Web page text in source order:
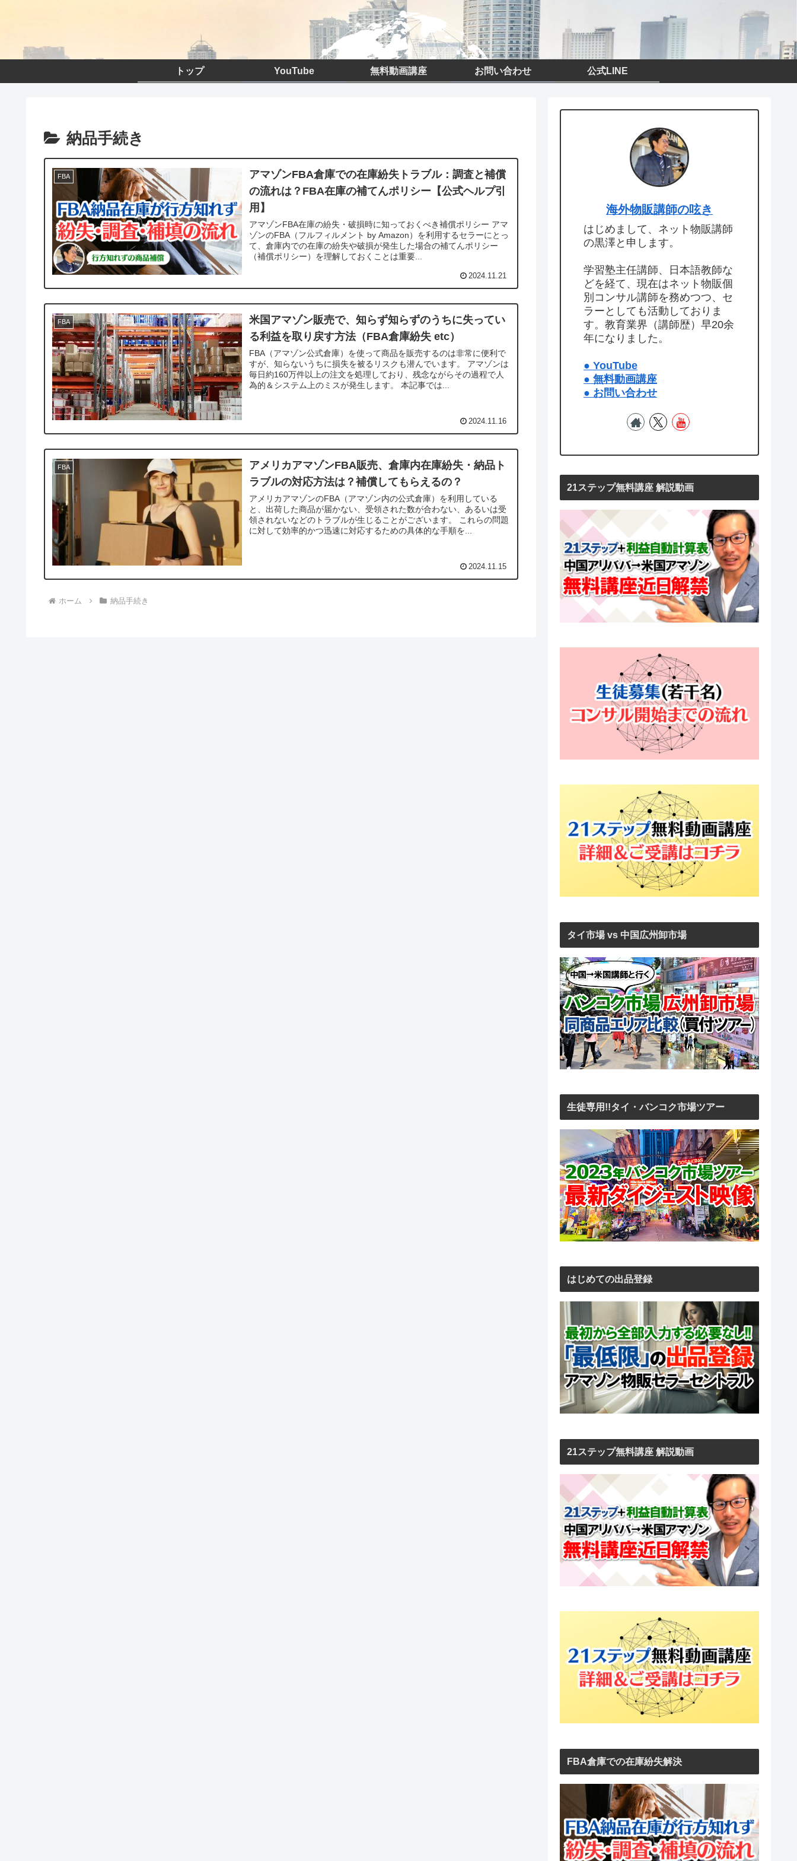
トップ YouTube 無料動画講座 お問い合わせ 公式LINE
納品手続き
FBA
アマゾンFBA倉庫での在庫紛失トラブル：調査と補償
の流れは？FBA在庫の補てんポリシー【公式ヘルプ引
用】
アマゾンFBA在庫の紛失・破損時に知っておくべき補償ポリシー アマ
ゾンのFBA（フルフィルメント by Amazon）を利用するセラーにとっ
て、倉庫内での在庫の紛失や破損が発生した場合の補てんポリシー
（補償ポリシー）を理解しておくことは重要...
2024.11.21
FBA
米国アマゾン販売で、知らず知らずのうちに失ってい
る利益を取り戻す方法（FBA倉庫紛失 etc）
FBA（アマゾン公式倉庫）を使って商品を販売するのは非常に便利で
すが、知らないうちに損失を被るリスクも潜んでいます。 アマゾンは
毎日約160万件以上の注文を処理しており、残念ながらその過程で人
為的＆システム上のミスが発生します。 本記事では...
2024.11.16
FBA
アメリカアマゾンFBA販売、倉庫内在庫紛失・納品ト
ラブルの対応方法は？補償してもらえるの？
アメリカアマゾンのFBA（アマゾン内の公式倉庫）を利用している
と、出荷した商品が届かない、受領された数が合わない、あるいは受
領されないなどのトラブルが生じることがございます。 これらの問題
に対して効率的かつ迅速に対応するための具体的な手順を...
2024.11.15
ホーム 納品手続き
海外物販講師の呟き
はじめまして、ネット物販講師
の黒澤と申します。
学習塾主任講師、日本語教師な
どを経て、現在はネット物販個
別コンサル講師を務めつつ、セ
ラーとしても活動しておりま
す。教育業界（講師歴）早20余
年になりました。
● YouTube
● 無料動画講座
● お問い合わせ
21ステップ無料講座 解説動画
タイ市場 vs 中国広州卸市場
生徒専用!!タイ・バンコク市場ツアー
はじめての出品登録
21ステップ無料講座 解説動画
FBA倉庫での在庫紛失解決